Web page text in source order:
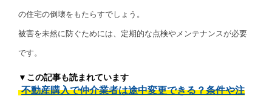
の住宅の倒壊をもたらすでしょう。
被害を未然に防ぐためには、定期的な点検やメンテナンスが必要
です。
▼この記事も読まれています
不動産購入で仲介業者は途中変更できる？条件や注